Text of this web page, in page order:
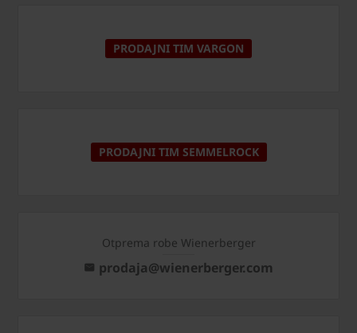
PRODAJNI TIM VARGON
PRODAJNI TIM SEMMELROCK
Otprema robe Wienerberger
prodaja@wienerberger.com